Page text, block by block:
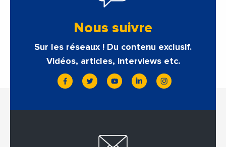
Nous suivre
Sur les réseaux ! Du contenu exclusif.
Vidéos, articles, interviews etc.